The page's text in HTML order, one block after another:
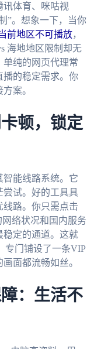
讯体育、咪咕视
”。想象一下，当你
前地区不可播放，
海地地区限制却无
单纯的网页代理常
播的稳定需求。你
案。
顿，锁定
能线路系统。它
尝试。好的工具具
路。你只需点击
络状况和国内服务
稳定的通道。这就
专门铺设了一条VIP
面都流畅如丝。
：生活不